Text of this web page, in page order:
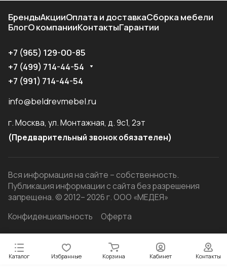
Каталог Избранные Корзина Кабинет Контакты
БрендыАкцииОплата и доставкаСборка мебели
БлогО компанииКонтактыГарантии
+7 (965) 129-00-85
+7 (499) 714-44-54
+7 (991) 714-44-54
info@beldrevmebel.ru
г. Москва, ул. Монтажная, д. 9с1, 2эт
(Предварительный звонок обязателен)
Вся информация на сайте – собственность.
Публикация информации с сайта без разрешения
запрещена. © 2012– 2026 г. ООО «МЕДЕЯ»
Конфиденциальность
Оферта